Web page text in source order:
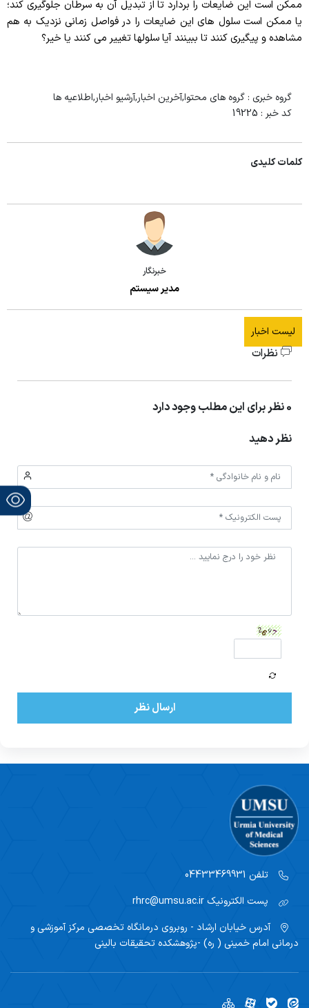
ممکن است این ضایعات را بردارد تا از تبدیل آن به سرطان جلوگیری کند؛
یا ممکن است سلول های این ضایعات را در فواصل زمانی نزدیک به هم
مشاهده و پیگیری کنند تا ببینند آیا سلولها تغییر می کنند یا خیر؟
گروه خبری : گروه های محتوا,آخرین اخبار,آرشیو اخبار,اطلاعیه ها
کد خبر : 19225
کلمات کلیدی
خبرنگار
مدیر سیستم
لیست اخبار
نظرات
0 نظر برای این مطلب وجود دارد
نظر دهید
ارسال نظر
تلفن
پست الکترونیک
آدرس خیابان ارشاد - روبروی درمانگاه تخصصی مرکز آموزشی و
درمانی امام خمینی ( ره) -پژوهشکده تحقیقات بالینی